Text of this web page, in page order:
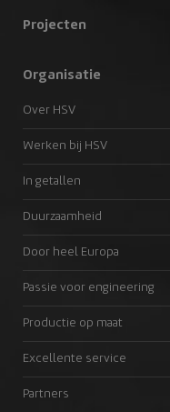
Projecten
Organisatie
Over HSV
Werken bij HSV
In getallen
Duurzaamheid
Door heel Europa
Passie voor engineering
Productie op maat
Excellente service
Partners